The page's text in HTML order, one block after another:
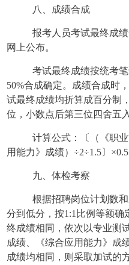
八、成绩合成
报考人员考试最终成
网上公布。
考试最终成绩按统考
50%合成确定。成绩合成时
试最终成绩均折算成百分制
位，小数点后第三位四舍五入
计算公式：〔（《职
用能力》成绩）÷2÷1.5〕
九、体检考察
根据招聘岗位计划数
分到低分，按1:1比例等额确
终成绩相同，依次以专业测
成绩、《综合应用能力》成
成绩均相同，则采取加试的